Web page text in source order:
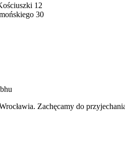
12
30
Zachęcamy do